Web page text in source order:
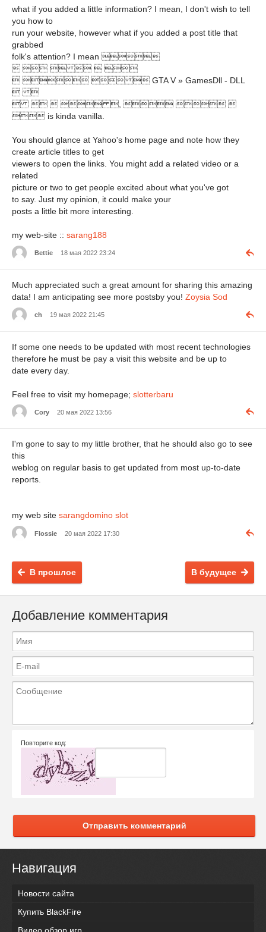
what if you added a little information? I mean, I don't wish to tell
you how to
run your website, however what if you added a post title that
grabbed
folk's attention? I mean 
     
    GTA V » GamesDll - DLL
 
    ,   
 is kinda vanilla.
You should glance at Yahoo's home page and note how they
create article titles to get
viewers to open the links. You might add a related video or a
related
picture or two to get people excited about what you've got
to say. Just my opinion, it could make your
posts a little bit more interesting.
my web-site :: sarang188
Bettie 18 мая 2022 23:24
Much appreciated such a great amount for sharing this amazing
data! I am anticipating see more postsby you! Zoysia Sod
ch 19 мая 2022 21:45
If some one needs to be updated with most recent technologies
therefore he must be pay a visit this website and be up to
date every day.
Feel free to visit my homepage; slotterbaru
Cory 20 мая 2022 13:56
I'm gone to say to my little brother, that he should also go to see
this
weblog on regular basis to get updated from most up-to-date
reports.
my web site sarangdomino slot
Flossie 20 мая 2022 17:30
В будущее
В прошлое
Добавление комментария
Повторите код:
Отправить комментарий
Навигация
Новости сайта
Купить BlackFire
Видео обзор игр